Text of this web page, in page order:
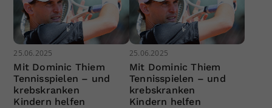
25.06.2025
Mit Dominic Thiem
Tennisspielen – und
krebskranken
Kindern helfen
25.06.2025
Mit Dominic Thiem
Tennisspielen – und
krebskranken
Kindern helfen